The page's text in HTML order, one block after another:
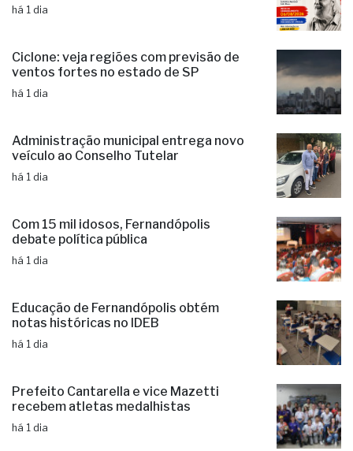
há 1 dia
Ciclone: veja regiões com previsão de
ventos fortes no estado de SP
há 1 dia
Administração municipal entrega novo
veículo ao Conselho Tutelar
há 1 dia
Com 15 mil idosos, Fernandópolis
debate política pública
há 1 dia
Educação de Fernandópolis obtém
notas históricas no IDEB
há 1 dia
Prefeito Cantarella e vice Mazetti
recebem atletas medalhistas
há 1 dia